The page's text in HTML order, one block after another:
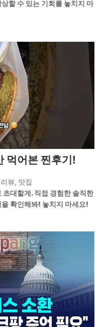
할 수 있는 기회를 놓치지 마
먹어본 찐후기!
리뷰, 맛집
대할게. 직접 경험한 솔직한
확인해봐! 놓치지 마세요!